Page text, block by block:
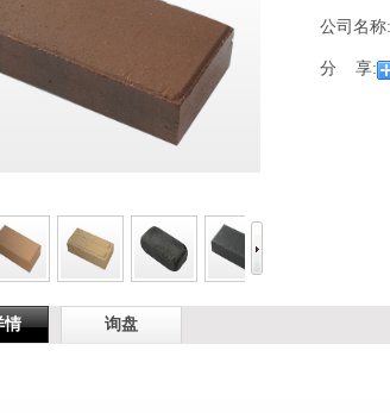
公司名称:
分 享:
情 询盘